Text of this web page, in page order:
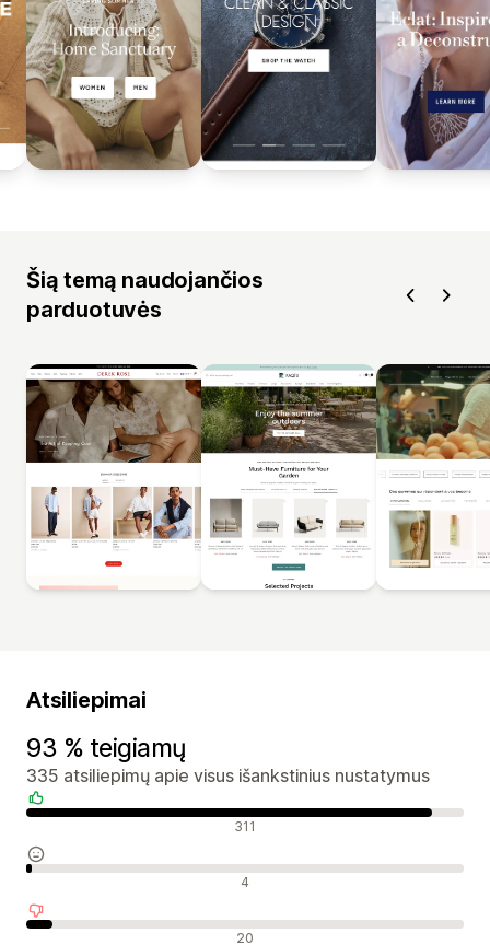
Šią temą naudojančios
parduotuvės
Atsiliepimai
93 % teigiamų
335 atsiliepimų apie visus išankstinius nustatymus
Teigiami atsiliepimai 311
Neutralūs atsiliepimai 4
Neigiami atsiliepimai 20